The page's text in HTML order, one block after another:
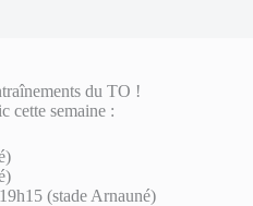
du TO !
cette semaine :
(stade Arnauné)